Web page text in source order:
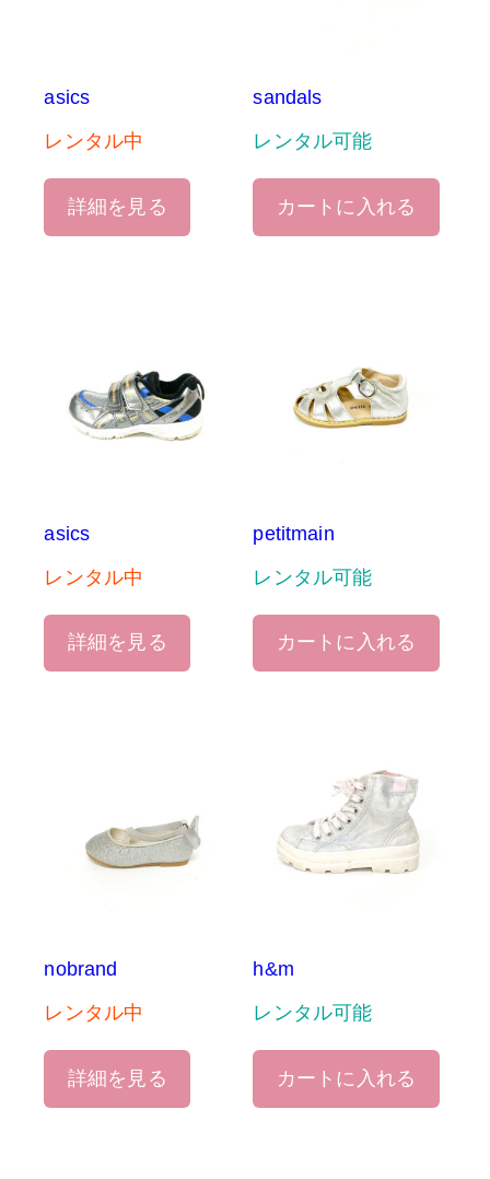
asics
レンタル中
詳細を見る
sandals
レンタル可能
カートに入れる
asics
レンタル中
詳細を見る
petitmain
レンタル可能
カートに入れる
nobrand
レンタル中
詳細を見る
h&m
レンタル可能
カートに入れる